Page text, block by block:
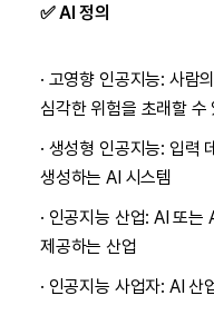
✅ AI 정의
· 고영향 인공지능: 사람
심각한 위험을 초래할 수
· 생성형 인공지능: 입력
생성하는 AI 시스템
· 인공지능 산업: AI 또
제공하는 산업
· 인공지능 사업자: AI 산